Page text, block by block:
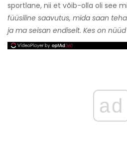
sportlane, nii et võib-olla oli see
füüsiline saavutus, mida saan
ja ma seisan endiselt. Kes on
ad